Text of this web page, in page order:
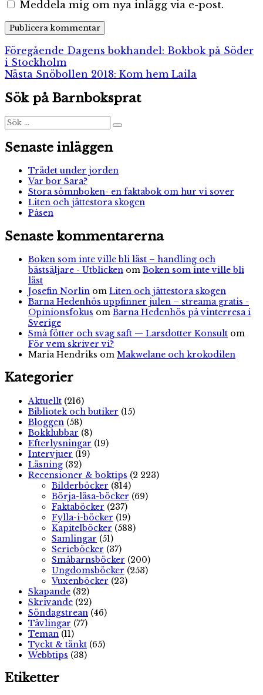
Meddela mig om nya inlägg via e-post.
Inläggsnavigering
Föregående Föregående
Dagens bokhandel: Bokbok på Söder
i Stockholm
Nästa Nästa
Snöbollen 2018: Kom hem Laila
Sök på Barnboksprat
Sök
efter:
Sök
Senaste inläggen
Trädet under jorden
Var bor Sara?
Stora sömnboken- en faktabok om hur vi sover
Liten och jättestora skogen
Påsen
Senaste kommentarerna
Boken som inte ville bli läst – handling och
bästsäljare - Utblicken om Boken som inte ville bli
läst
Josefin Norlin om Liten och jättestora skogen
Barna Hedenhös uppfinner julen – streama gratis -
Opinionsfokus om Barna Hedenhös på vinterresa i
Sverige
Små fötter och svag saft — Larsdotter Konsult om
För vem skriver vi?
Maria Hendriks om Makwelane och krokodilen
Kategorier
Aktuellt (216)
Bibliotek och butiker (15)
Bloggen (58)
Bokklubbar (8)
Efterlysningar (19)
Intervjuer (19)
Läsning (32)
Recensioner & boktips (2 223)
Bilderböcker (814)
Börja-läsa-böcker (69)
Faktaböcker (237)
Fylla-i-böcker (19)
Kapitelböcker (588)
Samlingar (51)
Serieböcker (37)
Småbarnsböcker (200)
Ungdomsböcker (253)
Vuxenböcker (23)
Skapande (32)
Skrivande (22)
Söndagstrean (46)
Tävlingar (77)
Teman (11)
Tyckt & tänkt (65)
Webbtips (38)
Etiketter